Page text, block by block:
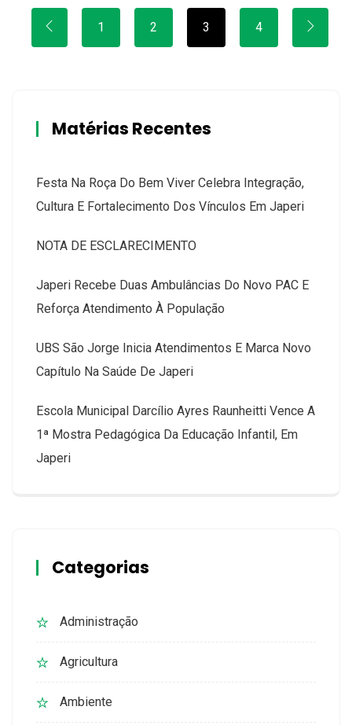
1 2 3 4
Matérias Recentes
Festa Na Roça Do Bem Viver Celebra Integração,
Cultura E Fortalecimento Dos Vínculos Em Japeri
NOTA DE ESCLARECIMENTO
Japeri Recebe Duas Ambulâncias Do Novo PAC E
Reforça Atendimento À População
UBS São Jorge Inicia Atendimentos E Marca Novo
Capítulo Na Saúde De Japeri
Escola Municipal Darcílio Ayres Raunheitti Vence A
1ª Mostra Pedagógica Da Educação Infantil, Em
Japeri
Categorias
Administração
Agricultura
Ambiente